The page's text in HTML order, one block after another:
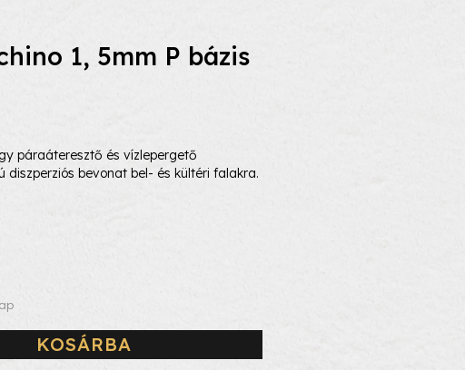
1, 5mm P bázis
páraáteresztő és vízlepergető
diszperziós bevonat bel- és kültéri falakra.
KOSÁRBA